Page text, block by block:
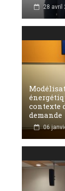
28 avril
contexte
demande
06